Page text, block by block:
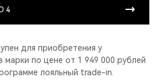
4
для приобретения у
по цене от 1 949 000 рублей
лояльный trade-in.